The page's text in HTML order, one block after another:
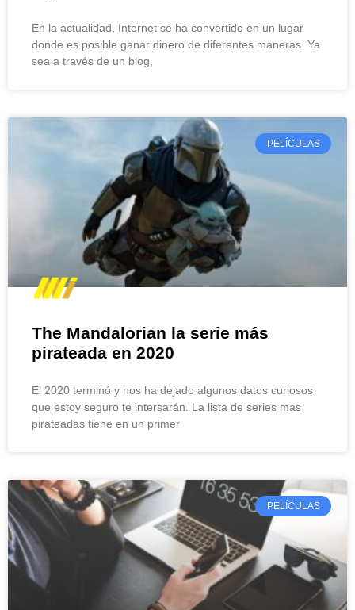
En la actualidad, Internet se ha convertido en un lugar
donde es posible ganar dinero de diferentes maneras. Ya
sea a través de un blog,
PELÍCULAS
The Mandalorian la serie más
pirateada en 2020
El 2020 terminó y nos ha dejado algunos datos curiosos
que estoy seguro te intersarán. La lista de series mas
pirateadas tiene en un primer
PELÍCULAS